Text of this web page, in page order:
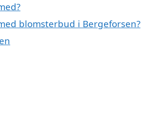
blomsterbud i Bergeforsen?